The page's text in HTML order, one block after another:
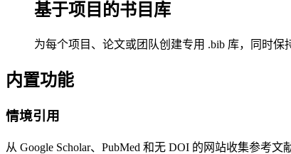
基于项目的书目库
为每个项目、论文或团队创建专用 .bib 库，同时保
内置功能
情境引用
从 Google Scholar、PubMed 和无 DOI 的网站收集参考文